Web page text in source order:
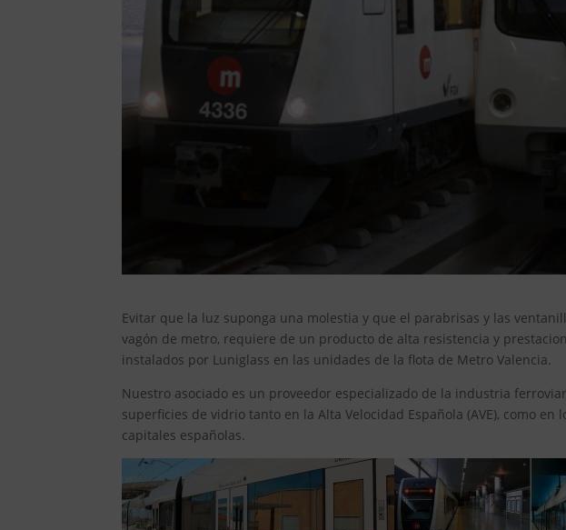
Evitar que la luz suponga una molestia y que el parabrisas y las
vagón de metro, requiere de un producto de alta resistencia y
instalados por Luniglass en las unidades de la flota de Metro Valencia.
Nuestro asociado es un proveedor especializado de la industria
superficies de vidrio tanto en la Alta Velocidad Española (AVE), como
capitales españolas.